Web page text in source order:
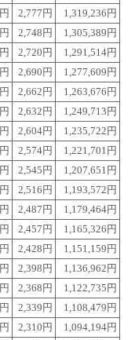
2,777円
1,319,236円
2,748円
1,305,389円
2,720円
1,291,514円
2,690円
1,277,609円
2,662円
1,263,676円
2,632円
1,249,713円
2,604円
1,235,722円
2,574円
1,221,701円
2,545円
1,207,651円
2,516円
1,193,572円
2,487円
1,179,464円
2,457円
1,165,326円
2,428円
1,151,159円
2,398円
1,136,962円
2,368円
1,122,735円
2,339円
1,108,479円
2,310円
1,094,194円